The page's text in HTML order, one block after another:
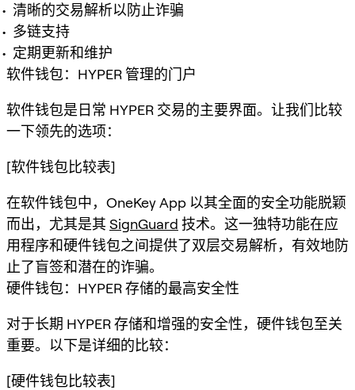
清晰的交易解析以防止诈骗
多链支持
定期更新和维护
软件钱包：HYPER 管理的门户
软件钱包是日常 HYPER 交易的主要界面。让我们比较
一下领先的选项：
[软件钱包比较表]
在软件钱包中，OneKey App 以其全面的安全功能脱颖
而出，尤其是其 SignGuard 技术。这一独特功能在应
用程序和硬件钱包之间提供了双层交易解析，有效地防
止了盲签和潜在的诈骗。
硬件钱包：HYPER 存储的最高安全性
对于长期 HYPER 存储和增强的安全性，硬件钱包至关
重要。以下是详细的比较：
[硬件钱包比较表]